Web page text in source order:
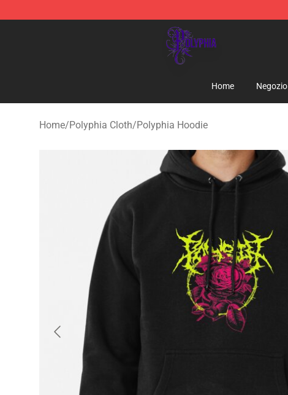
Polyphia Shop - Official Polyphia Merchandise Store
Home Negozio
Home/Polyphia Cloth/Polyphia Hoodie